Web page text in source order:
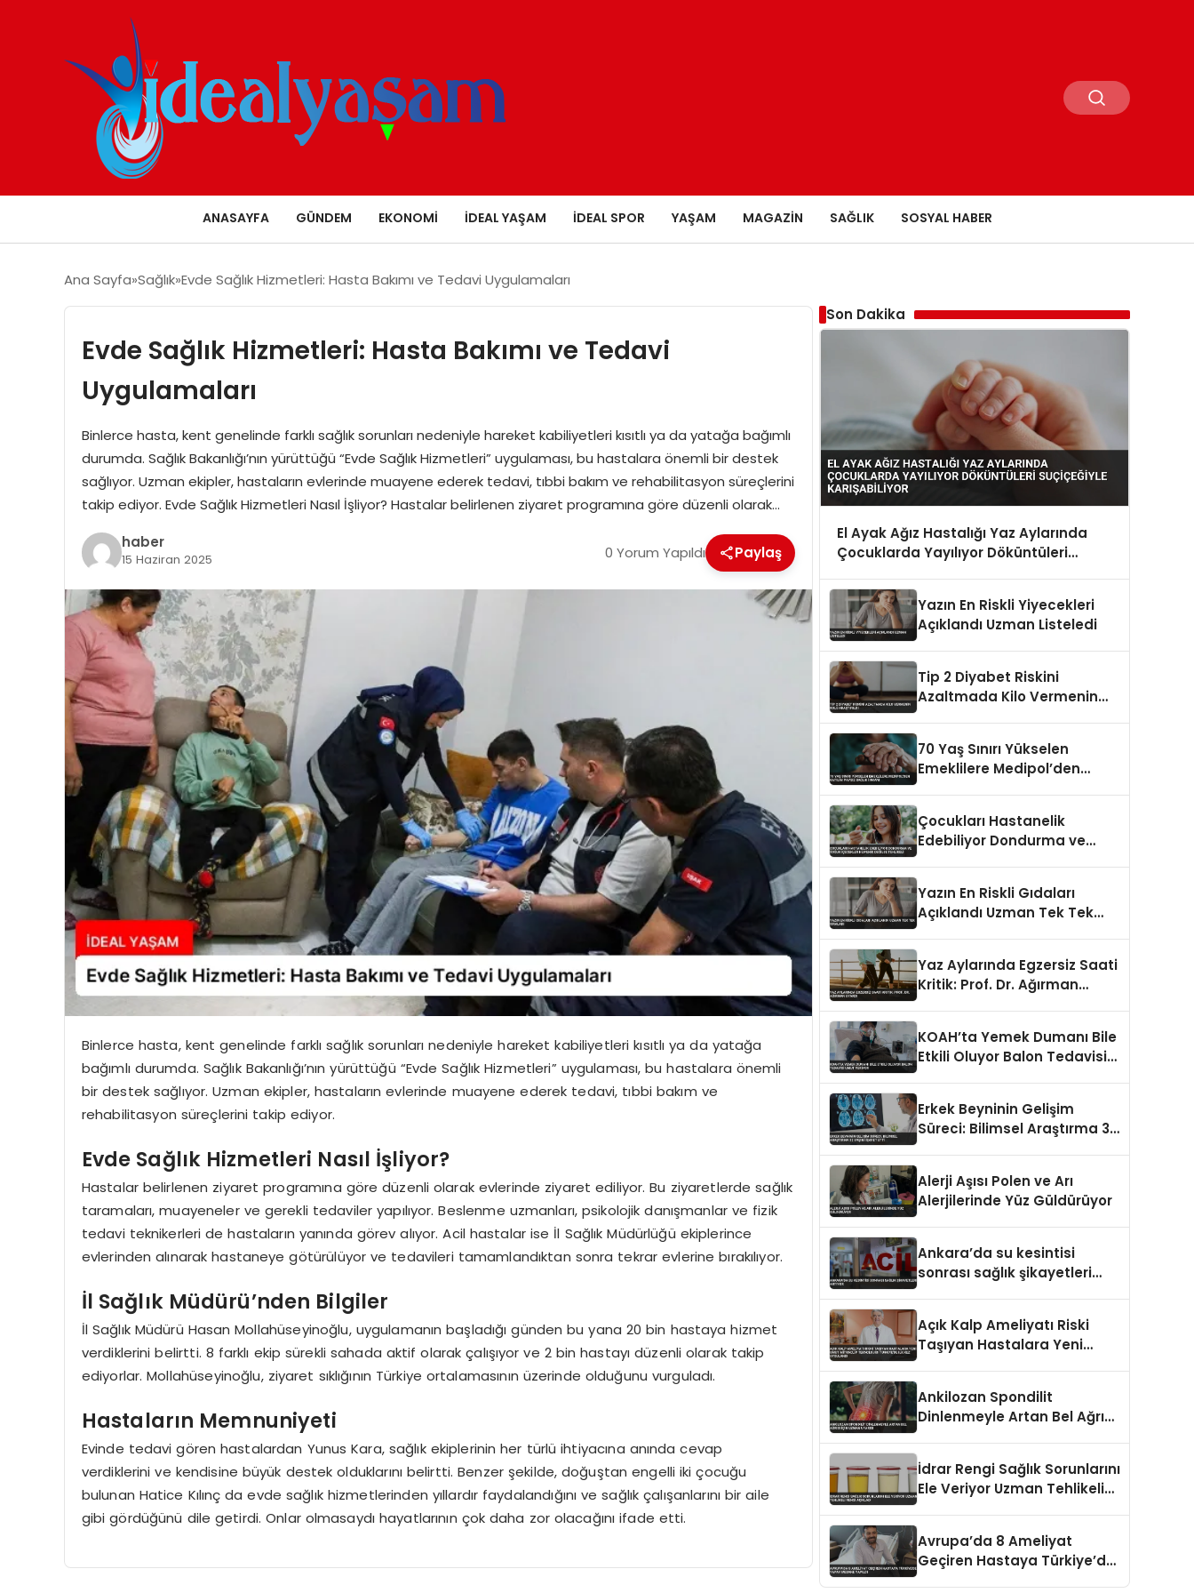
ANASAYFA GÜNDEM EKONOMI İDEAL YAŞAM İDEAL SPOR YAŞAM MAGAZIN SAĞLIK SOSYAL HABER
Ana Sayfa Sağlık Evde Sağlık Hizmetleri: Hasta Bakımı ve Tedavi Uygulamaları
Evde Sağlık Hizmetleri: Hasta Bakımı ve Tedavi
Uygulamaları
Binlerce hasta, kent genelinde farklı sağlık sorunları nedeniyle hareket kabiliyetleri kısıtlı ya da yatağa bağımlı
durumda. Sağlık Bakanlığı’nın yürüttüğü “Evde Sağlık Hizmetleri” uygulaması, bu hastalara önemli bir destek
sağlıyor. Uzman ekipler, hastaların evlerinde muayene ederek tedavi, tıbbi bakım ve rehabilitasyon süreçlerini
takip ediyor. Evde Sağlık Hizmetleri Nasıl İşliyor? Hastalar belirlenen ziyaret programına göre düzenli olarak…
haber
15 Haziran 2025 0 Yorum Yapıldı Paylaş
Binlerce hasta, kent genelinde farklı sağlık sorunları nedeniyle hareket kabiliyetleri kısıtlı ya da yatağa
bağımlı durumda. Sağlık Bakanlığı’nın yürüttüğü “Evde Sağlık Hizmetleri” uygulaması, bu hastalara önemli
bir destek sağlıyor. Uzman ekipler, hastaların evlerinde muayene ederek tedavi, tıbbi bakım ve
rehabilitasyon süreçlerini takip ediyor.
Evde Sağlık Hizmetleri Nasıl İşliyor?
Hastalar belirlenen ziyaret programına göre düzenli olarak evlerinde ziyaret ediliyor. Bu ziyaretlerde sağlık
taramaları, muayeneler ve gerekli tedaviler yapılıyor. Beslenme uzmanları, psikolojik danışmanlar ve fizik
tedavi teknikerleri de hastaların yanında görev alıyor. Acil hastalar ise İl Sağlık Müdürlüğü ekiplerince
evlerinden alınarak hastaneye götürülüyor ve tedavileri tamamlandıktan sonra tekrar evlerine bırakılıyor.
İl Sağlık Müdürü’nden Bilgiler
İl Sağlık Müdürü Hasan Mollahüseyinoğlu, uygulamanın başladığı günden bu yana 20 bin hastaya hizmet
verdiklerini belirtti. 8 farklı ekip sürekli sahada aktif olarak çalışıyor ve 2 bin hastayı düzenli olarak takip
ediyorlar. Mollahüseyinoğlu, ziyaret sıklığının Türkiye ortalamasının üzerinde olduğunu vurguladı.
Hastaların Memnuniyeti
Evinde tedavi gören hastalardan Yunus Kara, sağlık ekiplerinin her türlü ihtiyacına anında cevap
verdiklerini ve kendisine büyük destek olduklarını belirtti. Benzer şekilde, doğuştan engelli iki çocuğu
bulunan Hatice Kılınç da evde sağlık hizmetlerinden yıllardır faydalandığını ve sağlık çalışanlarını bir aile
gibi gördüğünü dile getirdi. Onlar olmasaydı hayatlarının çok daha zor olacağını ifade etti.
Son Dakika
El Ayak Ağız Hastalığı Yaz Aylarında
Çocuklarda Yayılıyor Döküntüleri
Yazın En Riskli Yiyecekleri
Açıklandı Uzman Listeledi
Tip 2 Diyabet Riskini
Azaltmada Kilo Vermenin
70 Yaş Sınırı Yükselen
Emeklilere Medipol’den
Çocukları Hastanelik
Edebiliyor Dondurma ve
Yazın En Riskli Gıdaları
Açıklandı Uzman Tek Tek
Yaz Aylarında Egzersiz Saati
Kritik: Prof. Dr. Ağırman
KOAH’ta Yemek Dumanı Bile
Etkili Oluyor Balon Tedavisi
Erkek Beyninin Gelişim
Süreci: Bilimsel Araştırma 32
Alerji Aşısı Polen ve Arı
Alerjilerinde Yüz Güldürüyor
Ankara’da su kesintisi
sonrası sağlık şikayetleri
Açık Kalp Ameliyatı Riski
Taşıyan Hastalara Yeni
Ankilozan Spondilit
Dinlenmeyle Artan Bel Ağrısı
İdrar Rengi Sağlık Sorunlarını
Ele Veriyor Uzman Tehlikeli
Avrupa’da 8 Ameliyat
Geçiren Hastaya Türkiye’de